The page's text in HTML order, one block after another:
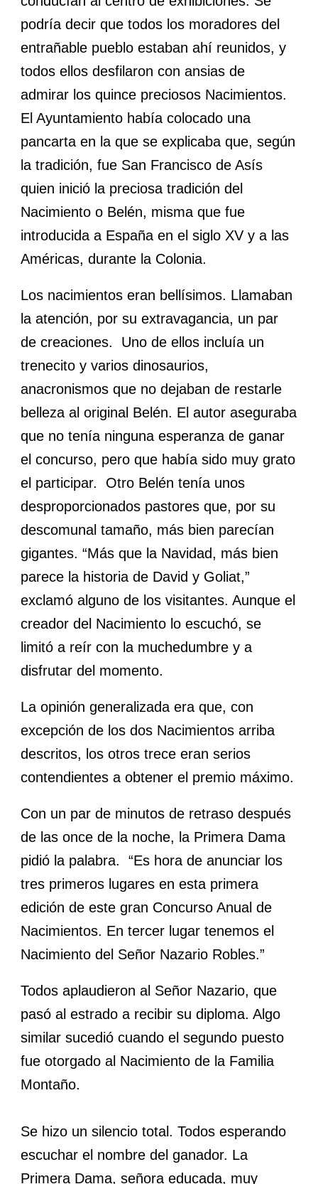
podría decir que todos los moradores del
entrañable pueblo estaban ahí reunidos, y
todos ellos desfilaron con ansias de
admirar los quince preciosos Nacimientos.
El Ayuntamiento había colocado una
pancarta en la que se explicaba que, según
la tradición, fue San Francisco de Asís
quien inició la preciosa tradición del
Nacimiento o Belén, misma que fue
introducida a España en el siglo XV y a las
Américas, durante la Colonia.
Los nacimientos eran bellísimos. Llamaban
la atención, por su extravagancia, un par
de creaciones. Uno de ellos incluía un
trenecito y varios dinosaurios,
anacronismos que no dejaban de restarle
belleza al original Belén. El autor aseguraba
que no tenía ninguna esperanza de ganar
el concurso, pero que había sido muy grato
el participar. Otro Belén tenía unos
desproporcionados pastores que, por su
descomunal tamaño, más bien parecían
gigantes. “Más que la Navidad, más bien
parece la historia de David y Goliat,”
exclamó alguno de los visitantes. Aunque el
creador del Nacimiento lo escuchó, se
limitó a reír con la muchedumbre y a
disfrutar del momento.
La opinión generalizada era que, con
excepción de los dos Nacimientos arriba
descritos, los otros trece eran serios
contendientes a obtener el premio máximo.
Con un par de minutos de retraso después
de las once de la noche, la Primera Dama
pidió la palabra. “Es hora de anunciar los
tres primeros lugares en esta primera
edición de este gran Concurso Anual de
Nacimientos. En tercer lugar tenemos el
Nacimiento del Señor Nazario Robles.”
Todos aplaudieron al Señor Nazario, que
pasó al estrado a recibir su diploma. Algo
similar sucedió cuando el segundo puesto
fue otorgado al Nacimiento de la Familia
Montaño.
Se hizo un silencio total. Todos esperando
escuchar el nombre del ganador. La
Primera Dama, señora educada, muy